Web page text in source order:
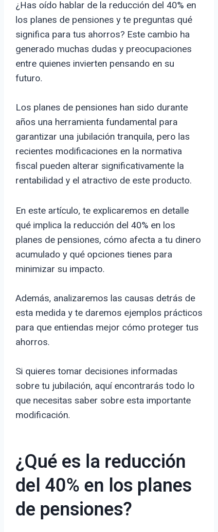
¿Has oído hablar de la reducción del 40% en
los planes de pensiones y te preguntas qué
significa para tus ahorros? Este cambio ha
generado muchas dudas y preocupaciones
entre quienes invierten pensando en su
futuro.
Los planes de pensiones han sido durante
años una herramienta fundamental para
garantizar una jubilación tranquila, pero las
recientes modificaciones en la normativa
fiscal pueden alterar significativamente la
rentabilidad y el atractivo de este producto.
En este artículo, te explicaremos en detalle
qué implica la reducción del 40% en los
planes de pensiones, cómo afecta a tu dinero
acumulado y qué opciones tienes para
minimizar su impacto.
Además, analizaremos las causas detrás de
esta medida y te daremos ejemplos prácticos
para que entiendas mejor cómo proteger tus
ahorros.
Si quieres tomar decisiones informadas
sobre tu jubilación, aquí encontrarás todo lo
que necesitas saber sobre esta importante
modificación.
¿Qué es la reducción
del 40% en los planes
de pensiones?